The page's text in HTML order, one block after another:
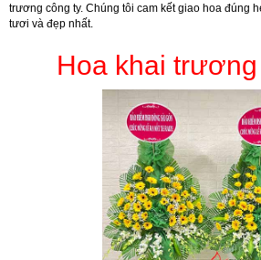
trương công ty. Chúng tôi cam kết giao hoa đúng
tươi và đẹp nhất.
Hoa khai